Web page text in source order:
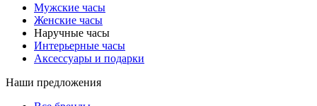
Мужские часы
Женские часы
Наручные часы
Интерьерные часы
Аксессуары и подарки
Наши предложения